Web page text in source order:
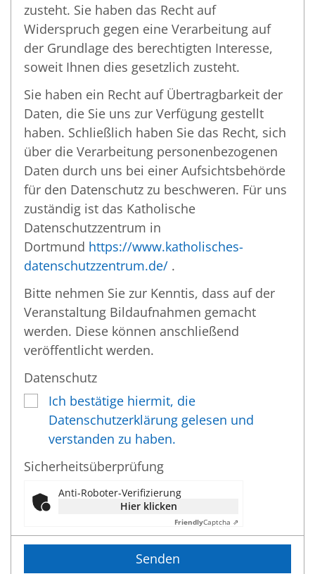
zusteht. Sie haben das Recht auf
Widerspruch gegen eine Verarbeitung auf
der Grundlage des berechtigten Interesse,
soweit Ihnen dies gesetzlich zusteht.
Sie haben ein Recht auf Übertragbarkeit der
Daten, die Sie uns zur Verfügung gestellt
haben. Schließlich haben Sie das Recht, sich
über die Verarbeitung personenbezogenen
Daten durch uns bei einer Aufsichtsbehörde
für den Datenschutz zu beschweren. Für uns
zuständig ist das Katholische
Datenschutzzentrum in
Dortmund https://www.katholisches-
datenschutzzentrum.de/ .
Bitte nehmen Sie zur Kenntis, dass auf der
Veranstaltung Bildaufnahmen gemacht
werden. Diese können anschließend
veröffentlicht werden.
Datenschutz
Ich bestätige hiermit, die
Datenschutzerklärung gelesen und
verstanden zu haben.
Sicherheitsüberprüfung
Anti-Roboter-Verifizierung
Hier klicken
FriendlyCaptcha ⇗